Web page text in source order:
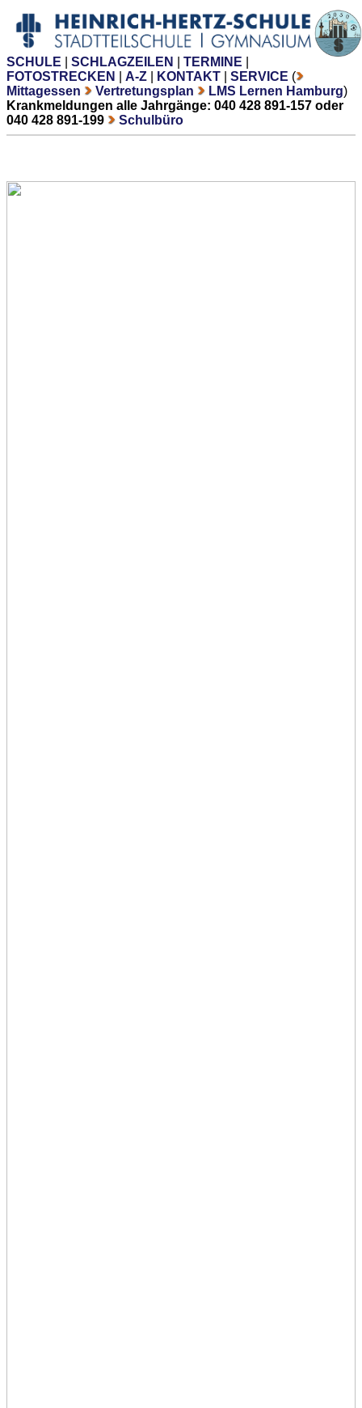
SCHULE SCHLAGZEILEN TERMINE
FOTOSTRECKEN
A-Z KONTAKT SERVICE (
Mittagessen
Vertretungsplan LMS Lernen Hamburg)
Krankmeldungen alle Jahrgänge: 040 428 891-157 oder
040 428 891-199
Schulbüro